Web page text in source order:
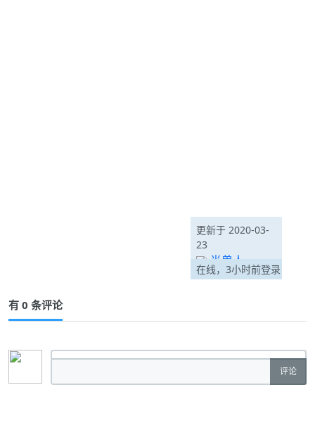
更新于 2020-03-
23
半兽人
在线，3小时前登录
有 0 条评论
评论